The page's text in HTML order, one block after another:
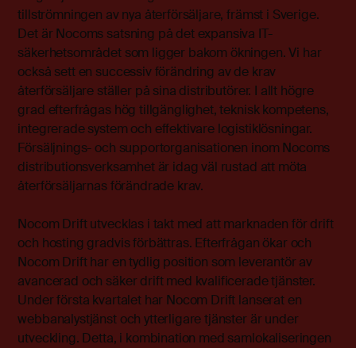
tillströmningen av nya återförsäljare, främst i Sverige.
Det är Nocoms satsning på det expansiva IT-
säkerhetsområdet som ligger bakom ökningen. Vi har
också sett en successiv förändring av de krav
återförsäljare ställer på sina distributörer. I allt högre
grad efterfrågas hög tillgänglighet, teknisk kompetens,
integrerade system och effektivare logistiklösningar.
Försäljnings- och supportorganisationen inom Nocoms
distributionsverksamhet är idag väl rustad att möta
återförsäljarnas förändrade krav.
Nocom Drift utvecklas i takt med att marknaden för drift
och hosting gradvis förbättras. Efterfrågan ökar och
Nocom Drift har en tydlig position som leverantör av
avancerad och säker drift med kvalificerade tjänster.
Under första kvartalet har Nocom Drift lanserat en
webbanalystjänst och ytterligare tjänster är under
utveckling. Detta, i kombination med samlokaliseringen